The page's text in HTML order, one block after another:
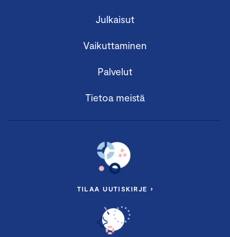
Julkaisut
Vaikuttaminen
Palvelut
Tietoa meistä
TILAA UUTISKIRJE ›